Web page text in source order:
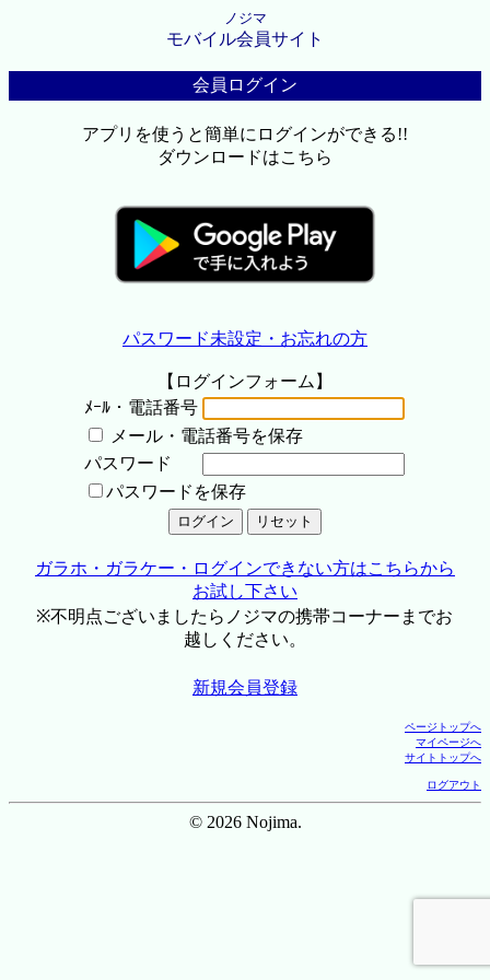
ノジマ
モバイル会員サイト
会員ログイン
アプリを使うと簡単にログインができる!!
ダウンロードはこちら
パスワード未設定・お忘れの方
【ログインフォーム】
ﾒｰﾙ・電話番号
メール・電話番号を保存
パスワード
パスワードを保存
ガラホ・ガラケー・ログインできない方はこちらから
お試し下さい
※不明点ございましたらノジマの携帯コーナーまでお
越しください。
新規会員登録
ページトップへ
マイページへ
サイトトップへ
ログアウト
© 2026 Nojima.